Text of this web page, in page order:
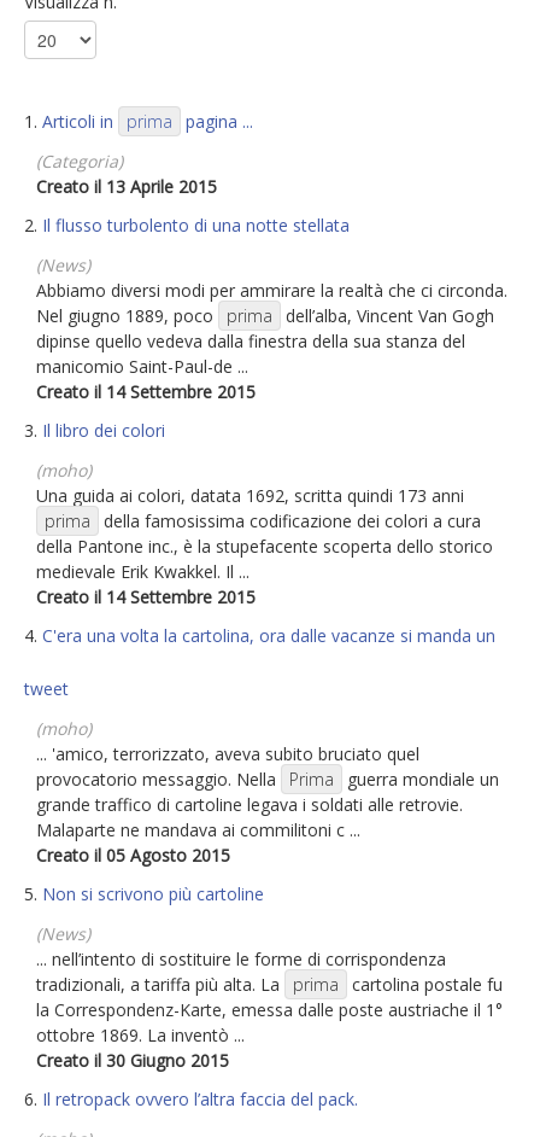
1. Articoli in prima
pagina ...
(Categoria)
Creato il 13 Aprile 2015
2. Il flusso turbolento di una notte stellata
(News)
Abbiamo diversi modi per ammirare la realtà che ci circonda.
Nel giugno 1889, poco
prima
dell’alba, Vincent Van Gogh
dipinse quello vedeva dalla finestra della sua stanza del
manicomio Saint-Paul-de ...
Creato il 14 Settembre 2015
3. Il libro dei colori
(moho)
Una guida ai colori, datata 1692, scritta quindi 173 anni
prima
della famosissima codificazione dei colori a cura
della Pantone inc., è la stupefacente scoperta dello storico
medievale Erik Kwakkel. Il ...
Creato il 14 Settembre 2015
4. C'era una volta la cartolina, ora dalle vacanze si manda un
tweet
(moho)
... 'amico, terrorizzato, aveva subito bruciato quel
provocatorio messaggio. Nella
Prima
guerra mondiale un
grande traffico di cartoline legava i soldati alle retrovie.
Malaparte ne mandava ai commilitoni c ...
Creato il 05 Agosto 2015
5. Non si scrivono più cartoline
(News)
... nell’intento di sostituire le forme di corrispondenza
tradizionali, a tariffa più alta. La
prima
cartolina postale fu
la Correspondenz-Karte, emessa dalle poste austriache il 1°
ottobre 1869. La inventò ...
Creato il 30 Giugno 2015
6. Il retropack ovvero l’altra faccia del pack.